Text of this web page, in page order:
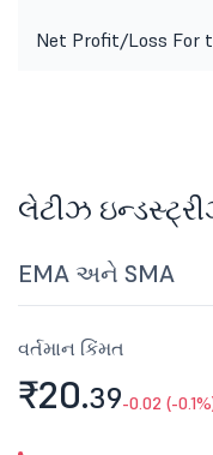
Net Profit/Loss For
લેટીઝ
EMA અને SMA
વર્તમાન કિંમત
₹20.39-0.02 (-